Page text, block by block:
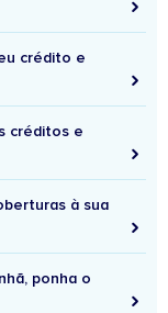
crédito e
créditos e
à sua
ponha o